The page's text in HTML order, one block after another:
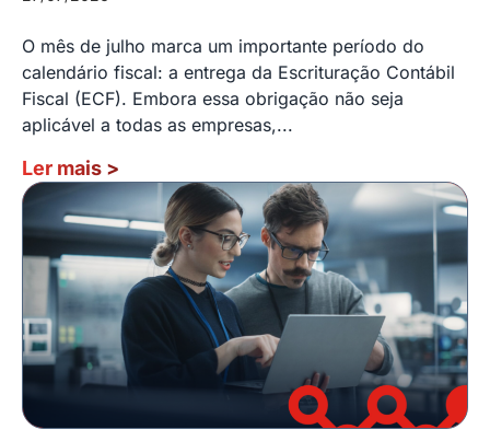
O mês de julho marca um importante período do
calendário fiscal: a entrega da Escrituração Contábil
Fiscal (ECF). Embora essa obrigação não seja
aplicável a todas as empresas,...
Ler mais >